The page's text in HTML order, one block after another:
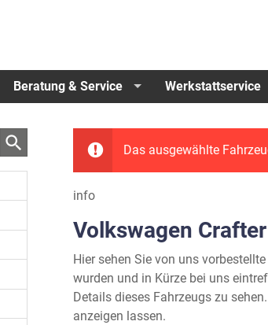
Beratung & Service Werkstattservice
Das ausgewählte
info
Volkswagen
Hier sehen Sie von uns
wurden und in Kürze bei uns
Details dieses Fahrzeugs zu
anzeigen lassen.